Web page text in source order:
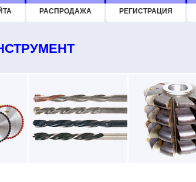
РАСПРОДАЖА РЕГИСТРАЦИЯ